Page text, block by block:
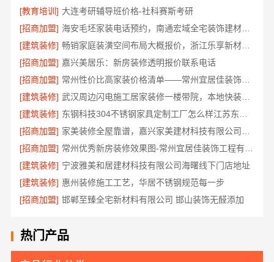
[教育培训] 大连考研辅导班价格-社科赛斯考研
[招商加盟]
海安毛坯家装电话预约，南通宏域全宅装饰建材免费设计
[建筑装修]
畅销家庭装潢空间布局大概报价，浙江乐享新材料有限公司透明报价
[招商加盟] 嘉兴美居乐：新房装修透明报价联系电话
[招商加盟]
常州性价比高家装价格清单——常州宜居佳装饰工程有限公司分享
[建筑装修]
武汉周边闪电施工居家装修一楼带院，本地快装（湖北）科技有限公司
[建筑装修]
[招商加盟]
[招商加盟]
[建筑装修] 宁波雅美和居建材科技有限公司海曙线下门店地址
[建筑装修] 惠州装修施工工艺，华居不锈钢规范每一步
[招商加盟] 邯郸至臻全宅新材料有限公司 邯山装饰无醛添加
热门产品